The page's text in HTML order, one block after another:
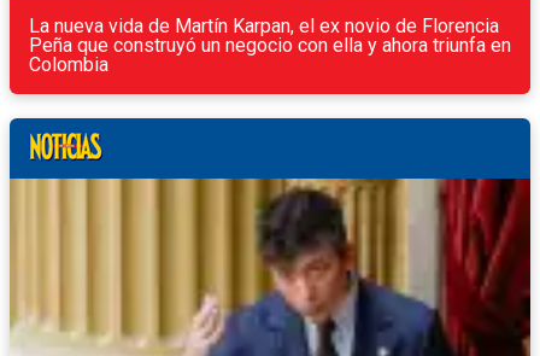
La nueva vida de Martín Karpan, el ex novio de Florencia
Peña que construyó un negocio con ella y ahora triunfa en
Colombia